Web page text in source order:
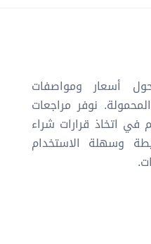
أسعار ومواصفات
نوفر مراجعات
اتخاذ قرارات شراء
وسهلة الاستخدام